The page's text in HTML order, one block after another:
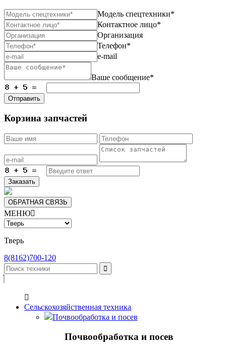
Модель спецтехники*
Контактное лицо*
Организация
Телефон*
e-mail
Ваше сообщение*
Отправить
Корзина запчастей
Заказать
ОБРАТНАЯ СВЯЗЬ
МЕНЮ
Тверь
8(8162)700-120


Сельскохозяйственная техника
Почвообработка и посев
Почвообработка и посев